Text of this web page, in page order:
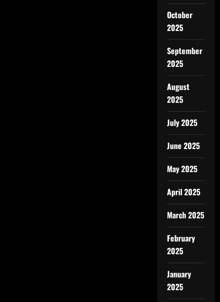
October
2025
September
2025
August
2025
July 2025
June 2025
May 2025
April 2025
March 2025
February
2025
January
2025